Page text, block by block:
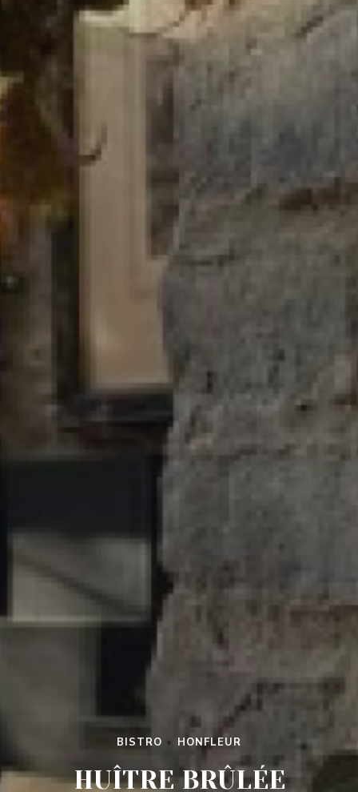
BISTRO • HONFLEUR
HUÎTRE BRÛLÉE
HUÎTRE BRÛLÉE